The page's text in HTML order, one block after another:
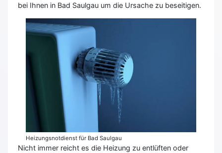
bei Ihnen in Bad Saulgau um die Ursache zu beseitigen.
Heizungsnotdienst für Bad Saulgau
Nicht immer reicht es die Heizung zu entlüften oder